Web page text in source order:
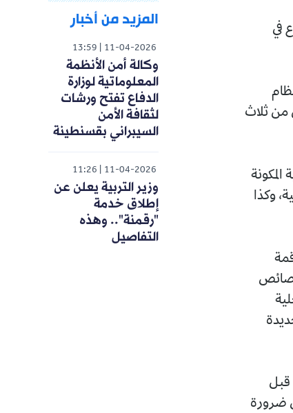
في
من ثلاث
وكذا
قبل
ضرورة
المزيد من أخبار
11-04-2026
13:59
وكالة أمن الأنظمة
المعلوماتية لوزارة
الدفاع تفتح ورشات
لثقافة الأمن
السيبراني بقسنطينة
11-04-2026
11:26
وزير التربية يعلن عن
إطلاق خدمة
"رقمنة".. وهذه
التفاصيل